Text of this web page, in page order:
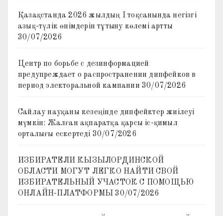
Қазақстанда 2026 жылдың I тоқсанында негізгі
азық-түлік өнімдерін тұтыну көлемі артты
30/07/2026
Центр по борьбе с дезинформацией
предупреждает о распространении дипфейков в
период электоральной кампании 30/07/2026
Сайлау науқаны кезеңінде дипфейктер жиілеуі
мүмкін: Жалған ақпаратқа қарсы іс-қимыл
орталығы ескертеді 30/07/2026
ИЗБИРАТЕЛИ КЫЗЫЛОРДИНСКОЙ
ОБЛАСТИ МОГУТ ЛЕГКО НАЙТИ СВОЙ
ИЗБИРАТЕЛЬНЫЙ УЧАСТОК С ПОМОЩЬЮ
ОНЛАЙН-ПЛАТФОРМЫ 30/07/2026